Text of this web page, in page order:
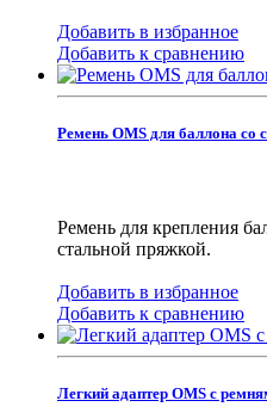
Добавить в избранное
Добавить к сравнению
Ремень OMS для баллона со
Ремень для крепления
стальной пряжкой.
Добавить в избранное
Добавить к сравнению
Легкий адаптер OMS с